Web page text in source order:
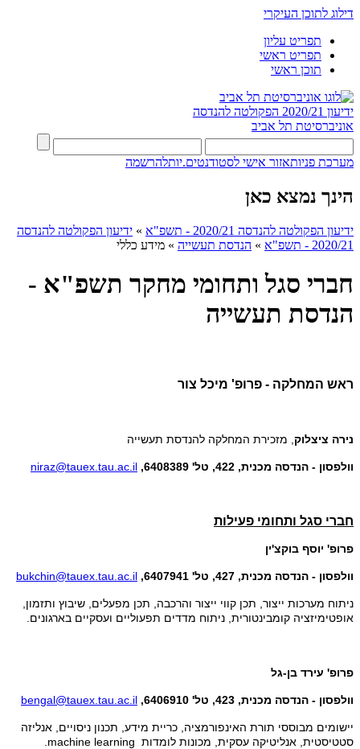
דילוג לתוכן העיקרי
תפריט עליון
תפריט ראשי
תוכן ראשי
ידיעון 2020/21
הפקולטה להנדסה
אוניברסיטת תל אביב
מערכת פניותאזור אישי לסטודנטים.יותלהרשמה
הינך נמצא כאן
ידיעון הפקולטה להנדסה 2020/21 - תשפ"א » ידיעון הפקולטה להנדסה
2020/21 - תשפ"א
» הנדסת תעשייה » מידע כללי
חברי סגל ותחומי מחקר תשפ"א -
הנדסת תעשייה
ראש המחלקה - פרופ' מיכל צור
נירה ציצלוק , מזכירת המחלקה להנדסת תעשייה
וולפסון - הנדסה מכנית, 422, טל' 6408389, niraz@tauex.tau.ac.il
חברי סגל ותחומי פעילות
פרופ' יוסף בוקצ'ין
וולפסון - הנדסה מכנית, 427, טל' 6407941, bukchin@tauex.tau.ac.il
ניתוח מערכות ייצור, תכן קווי ייצור והרכבה, תכן מפעלים, שיבוץ ותזמון,
אופטימיזציה קומבינטורית, ניתוח מדדים תפעוליים ועסקיים בארגונים.
פרופ' עירד בן-גל
וולפסון - הנדסה מכנית, 423, טל' 6406910, bengal@tauex.tau.ac.il
יישומים מבוססי תורת האינפורמציה, כריית מידע, תכנון ניסויים, אנליזה
סטטיסטית, אנליטיקה עסקית, מכונות לומדות machine learning